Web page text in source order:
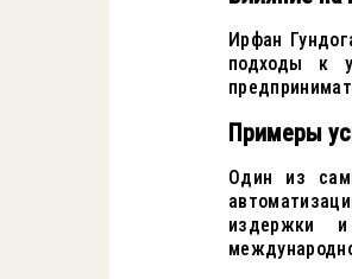
Ирфан
подходы к
Примеры
Один из
издержки